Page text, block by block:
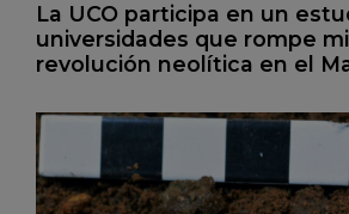
La UCO participa en un
universidades que rompe
revolución neolítica en el